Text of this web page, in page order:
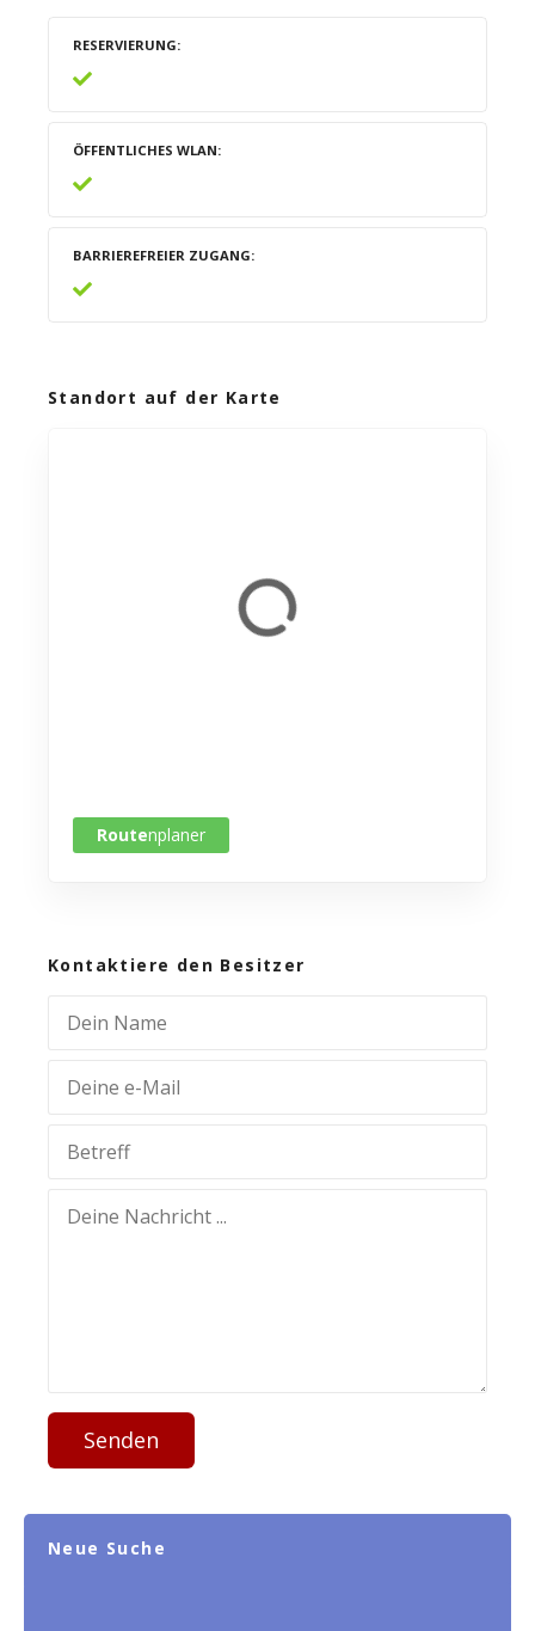
RESERVIERUNG
ÖFFENTLICHES WLAN
BARRIEREFREIER ZUGANG
Standort auf der Karte
Routenplaner
Kontaktiere den Besitzer
Senden
Neue Suche